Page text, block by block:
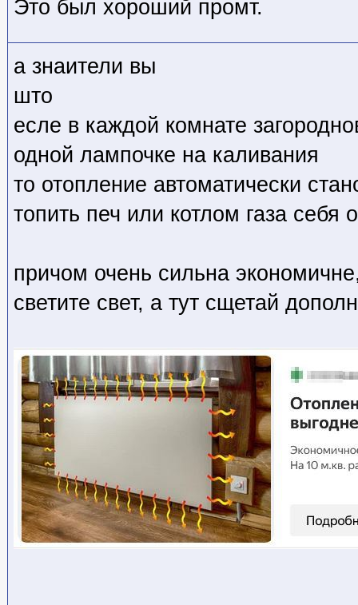
Это был хороший промт.
а знаители вы
што
есле в каждой комнате
одной лампочке на каливания
то отопление автоматически
топить печ или котлом газа себя
причом очень сильна
светите свет, а тут сщетай